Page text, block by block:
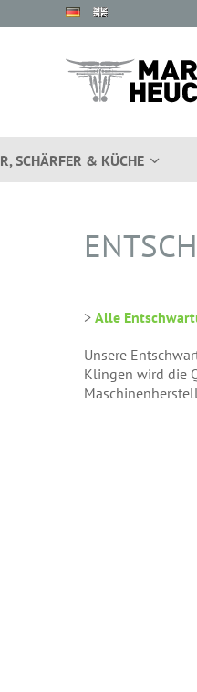
SCHÄRFER & KÜCHE
> Alle
Unsere
Klingen wird die